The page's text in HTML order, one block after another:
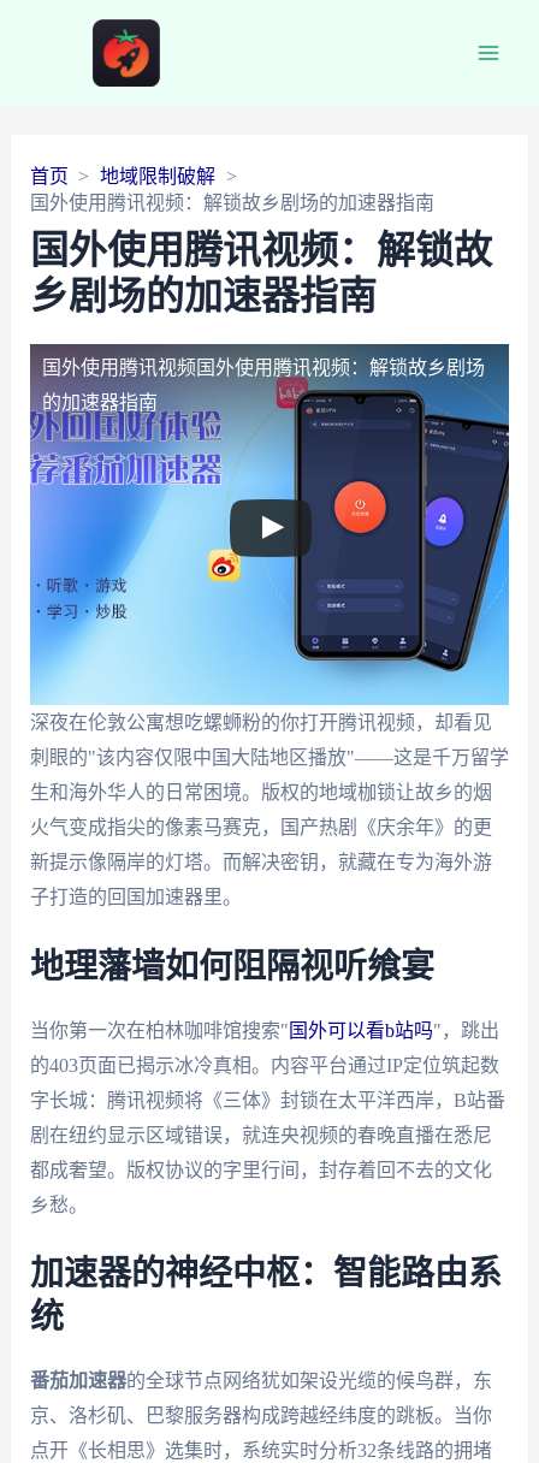
首页
地域限制破解
国外使用腾讯视频：解锁故乡剧场的加速器指南
国外使用腾讯视频：解锁故
乡剧场的加速器指南
国外使用腾讯视频国外使用腾讯视频：解锁故乡剧场
的加速器指南
深夜在伦敦公寓想吃螺蛳粉的你打开腾讯视频，却看见
刺眼的"该内容仅限中国大陆地区播放"——这是千万留学
生和海外华人的日常困境。版权的地域枷锁让故乡的烟
火气变成指尖的像素马赛克，国产热剧《庆余年》的更
新提示像隔岸的灯塔。而解决密钥，就藏在专为海外游
子打造的回国加速器里。
地理藩墙如何阻隔视听飨宴
当你第一次在柏林咖啡馆搜索" 国外可以看b站吗"，跳出
的403页面已揭示冰冷真相。内容平台通过IP定位筑起数
字长城：腾讯视频将《三体》封锁在太平洋西岸，B站番
剧在纽约显示区域错误，就连央视频的春晚直播在悉尼
都成奢望。版权协议的字里行间，封存着回不去的文化
乡愁。
加速器的神经中枢：智能路由系
统
番茄加速器的全球节点网络犹如架设光缆的候鸟群，东
京、洛杉矶、巴黎服务器构成跨越经纬度的跳板。当你
点开《长相思》选集时，系统实时分析32条线路的拥堵